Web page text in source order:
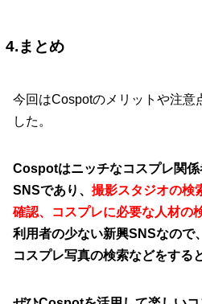
4.まとめ
今回はCospotのメリットや注意
した。
Cospotはニッチなコスプレ関
SNSであり、 撮影スタジオの検
確認、コスプレに必要な人材の
利用者の少ない新興SNSなので
コスプレ写真の検索などをする